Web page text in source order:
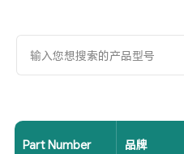
Part Number 品牌